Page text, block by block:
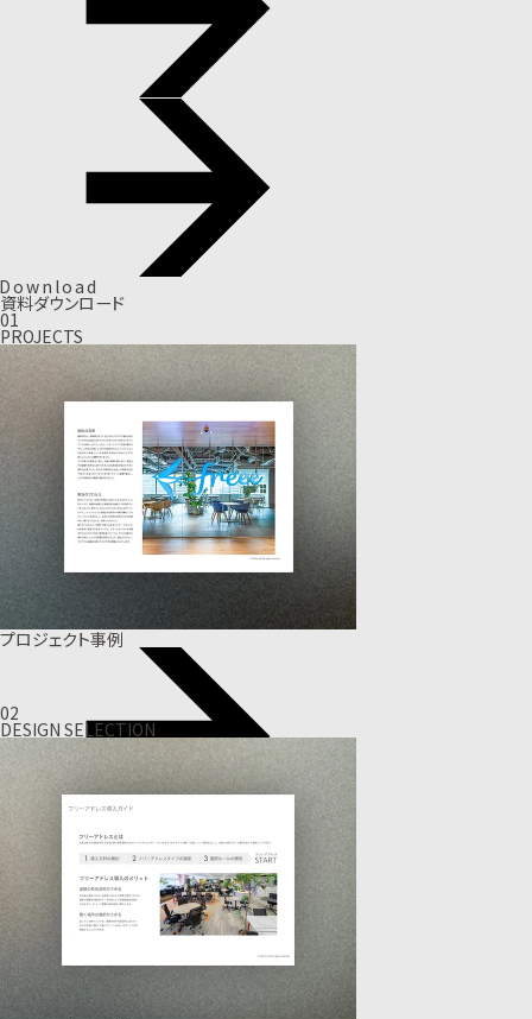
Down load
資料ダウンロード
01
PROJECTS
プロジェクト事例
02
DESIGN SELECTION